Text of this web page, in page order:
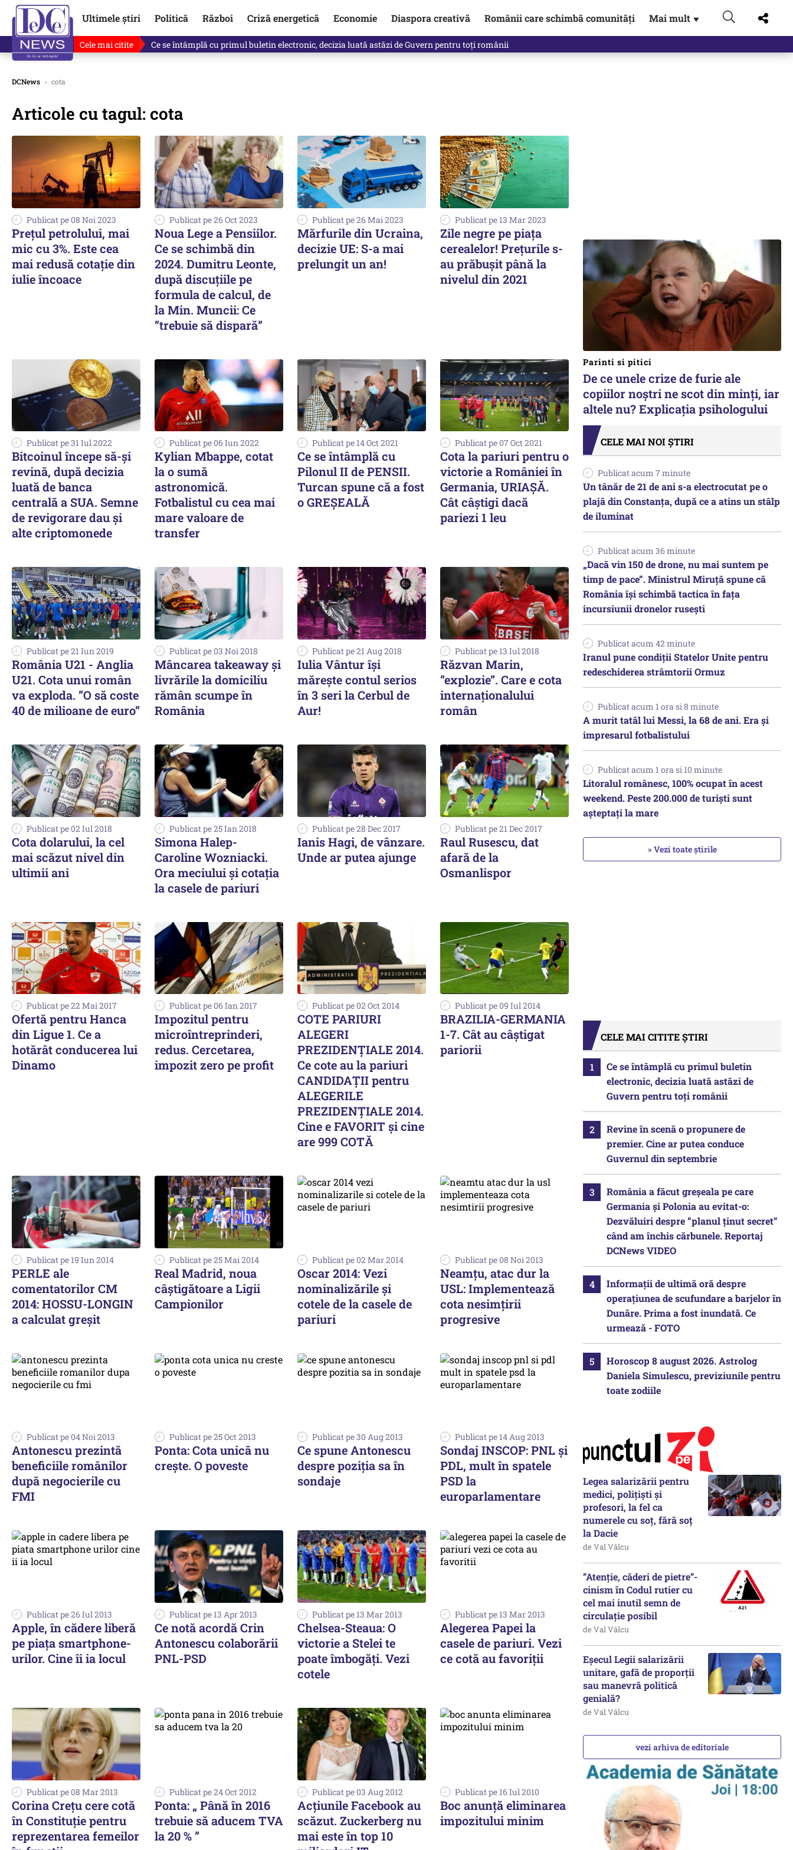
Ultimele știri Politică Război Criză energetică Economie Diaspora creativă Românii care schimbă comunități Mai mult ▼
Cele mai citite Ce se întâmplă cu primul buletin electronic, decizia luată astăzi de Guvern pentru toți românii
DCNews › cota
Articole cu tagul: cota
Publicat pe 08 Noi 2023
Prețul petrolului, mai
mic cu 3%. Este cea
mai redusă cotație din
iulie încoace
Publicat pe 26 Oct 2023
Noua Lege a Pensiilor.
Ce se schimbă din
2024. Dumitru Leonte,
după discuțiile pe
formula de calcul, de
la Min. Muncii: Ce
”trebuie să dispară”
Publicat pe 26 Mai 2023
Mărfurile din Ucraina,
decizie UE: S-a mai
prelungit un an!
Publicat pe 13 Mar 2023
Zile negre pe piața
cerealelor! Prețurile s-
au prăbuşit până la
nivelul din 2021
Publicat pe 31 Iul 2022
Bitcoinul începe să-și
revină, după decizia
luată de banca
centrală a SUA. Semne
de revigorare dau şi
alte criptomonede
Publicat pe 06 Iun 2022
Kylian Mbappe, cotat
la o sumă
astronomică.
Fotbalistul cu cea mai
mare valoare de
transfer
Publicat pe 14 Oct 2021
Ce se întâmplă cu
Pilonul II de PENSII.
Turcan spune că a fost
o GREȘEALĂ
Publicat pe 07 Oct 2021
Cota la pariuri pentru o
victorie a României în
Germania, URIAŞĂ.
Cât câştigi dacă
pariezi 1 leu
Publicat pe 21 Iun 2019
România U21 - Anglia
U21. Cota unui român
va exploda. ”O să coste
40 de milioane de euro”
Publicat pe 03 Noi 2018
Mâncarea takeaway și
livrările la domiciliu
rămân scumpe în
România
Publicat pe 21 Aug 2018
Iulia Vântur își
mărește contul serios
în 3 seri la Cerbul de
Aur!
Publicat pe 13 Iul 2018
Răzvan Marin,
”explozie”. Care e cota
internaționalului
român
Publicat pe 02 Iul 2018
Cota dolarului, la cel
mai scăzut nivel din
ultimii ani
Publicat pe 25 Ian 2018
Simona Halep-
Caroline Wozniacki.
Ora meciului și cotația
la casele de pariuri
Publicat pe 28 Dec 2017
Ianis Hagi, de vânzare.
Unde ar putea ajunge
Publicat pe 21 Dec 2017
Raul Rusescu, dat
afară de la
Osmanlispor
Publicat pe 22 Mai 2017
Ofertă pentru Hanca
din Ligue 1. Ce a
hotărât conducerea lui
Dinamo
Publicat pe 06 Ian 2017
Impozitul pentru
microîntreprinderi,
redus. Cercetarea,
impozit zero pe profit
Publicat pe 02 Oct 2014
COTE PARIURI
ALEGERI
PREZIDENȚIALE 2014.
Ce cote au la pariuri
CANDIDAȚII pentru
ALEGERILE
PREZIDENȚIALE 2014.
Cine e FAVORIT și cine
are 999 COTĂ
Publicat pe 09 Iul 2014
BRAZILIA-GERMANIA
1-7. Cât au câștigat
pariorii
Publicat pe 19 Iun 2014
PERLE ale
comentatorilor CM
2014: HOSSU-LONGIN
a calculat greșit
Publicat pe 25 Mai 2014
Real Madrid, noua
câștigătoare a Ligii
Campionilor
Publicat pe 02 Mar 2014
Oscar 2014: Vezi
nominalizările și
cotele de la casele de
pariuri
Publicat pe 08 Noi 2013
Neamțu, atac dur la
USL: Implementează
cota nesimțirii
progresive
Publicat pe 04 Noi 2013
Antonescu prezintă
beneficiile românilor
după negocierile cu
FMI
Publicat pe 25 Oct 2013
Ponta: Cota unică nu
crește. O poveste
Publicat pe 30 Aug 2013
Ce spune Antonescu
despre poziția sa în
sondaje
Publicat pe 14 Aug 2013
Sondaj INSCOP: PNL și
PDL, mult în spatele
PSD la
europarlamentare
Publicat pe 26 Iul 2013
Apple, în cădere liberă
pe piața smartphone-
urilor. Cine îi ia locul
Publicat pe 13 Apr 2013
Ce notă acordă Crin
Antonescu colaborării
PNL-PSD
Publicat pe 13 Mar 2013
Chelsea-Steaua: O
victorie a Stelei te
poate îmbogăți. Vezi
cotele
Publicat pe 13 Mar 2013
Alegerea Papei la
casele de pariuri. Vezi
ce cotă au favoriții
Publicat pe 08 Mar 2013
Corina Creţu cere cotă
în Constituţie pentru
reprezentarea femeilor
Publicat pe 24 Oct 2012
Ponta: „ Până în 2016
trebuie să aducem TVA
la 20 % ”
Publicat pe 03 Aug 2012
Acțiunile Facebook au
scăzut. Zuckerberg nu
mai este în top 10
Publicat pe 16 Iul 2010
Boc anunță eliminarea
impozitului minim
Parinti si pitici
De ce unele crize de furie ale
copiilor noștri ne scot din minți, iar
altele nu? Explicația psihologului
CELE MAI NOI ȘTIRI
Publicat acum 7 minute
Un tânăr de 21 de ani s-a electrocutat pe o
plajă din Constanța, după ce a atins un stâlp
de iluminat
Publicat acum 36 minute
„Dacă vin 150 de drone, nu mai suntem pe
timp de pace”. Ministrul Miruţă spune că
România își schimbă tactica în fața
incursiunii dronelor rusești
Publicat acum 42 minute
Iranul pune condiții Statelor Unite pentru
redeschiderea strâmtorii Ormuz
Publicat acum 1 ora si 8 minute
A murit tatăl lui Messi, la 68 de ani. Era și
impresarul fotbalistului
Publicat acum 1 ora si 10 minute
Litoralul românesc, 100% ocupat în acest
weekend. Peste 200.000 de turiști sunt
așteptați la mare
» Vezi toate știrile
CELE MAI CITITE ȘTIRI
Ce se întâmplă cu primul buletin
electronic, decizia luată astăzi de
Guvern pentru toți românii
Revine în scenă o propunere de
premier. Cine ar putea conduce
Guvernul din septembrie
România a făcut greșeala pe care
Germania și Polonia au evitat-o:
Dezvăluiri despre ”planul ținut secret”
când am închis cărbunele. Reportaj
DCNews VIDEO
Informații de ultimă oră despre
operațiunea de scufundare a barjelor în
Dunăre. Prima a fost inundată. Ce
urmează - FOTO
Horoscop 8 august 2026. Astrolog
Daniela Simulescu, previziunile pentru
toate zodiile
Legea salarizării pentru
medici, polițiști și
profesori, la fel ca
numerele cu soț, fără soț
la Dacie
de Val Vâlcu
”Atenție, căderi de pietre”-
cinism în Codul rutier cu
cel mai inutil semn de
circulație posibil
de Val Vâlcu
Eșecul Legii salarizării
unitare, gafă de proporții
sau manevră politică
genială?
de Val Vâlcu
vezi arhiva de editoriale